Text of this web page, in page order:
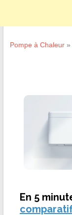
Pompe à Chaleur»